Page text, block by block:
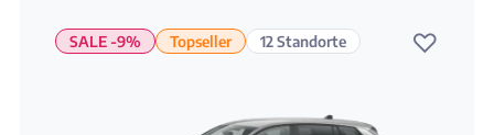
SALE -9% Topseller 12 Standorte ♡